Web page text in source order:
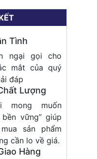
Tình
ngại gọi cho
mắt của quý
đáp
Lượng
mong muốn
vững” giúp
sản phẩm
cần lo về giá.
Hàng